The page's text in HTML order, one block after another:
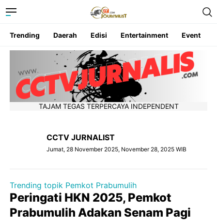
Trending Daerah Edisi Entertainment Event
TAJAM TEGAS TERPERCAYA INDEPENDENT
CCTV JURNALIST
Jumat, 28 November 2025, November 28, 2025 WIB
Trending topik Pemkot Prabumulih
Peringati HKN 2025, Pemkot
Prabumulih Adakan Senam Pagi